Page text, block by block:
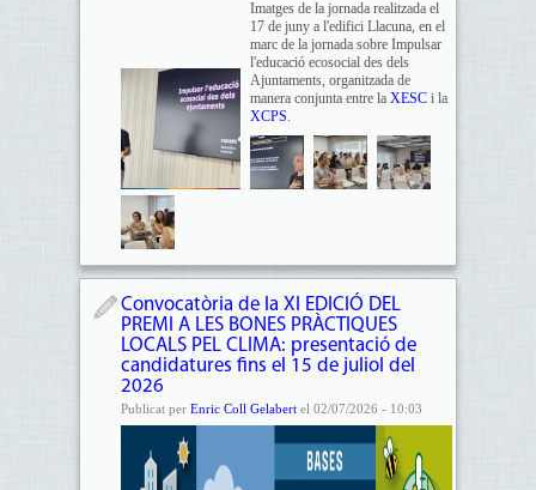
Imatges de la jornada realitzada el
17 de juny a l'edifici Llacuna, en el
marc de la jornada sobre Impulsar
l'educació ecosocial des dels
Ajuntaments, organitzada de
manera conjunta entre la XESC i la
XCPS.
Convocatòria de la XI EDICIÓ DEL
PREMI A LES BONES PRÀCTIQUES
LOCALS PEL CLIMA: presentació de
candidatures fins el 15 de juliol del
2026
Publicat per Enric Coll Gelabertel 02/07/2026 - 10:03